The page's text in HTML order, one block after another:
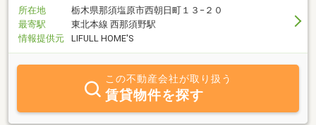
所在地
栃木県那須塩原市西朝日町１３−２０
最寄駅
東北本線 西那須野駅
情報提供元
LIFULL HOME'S
この不動産会社が取り扱う
賃貸物件を探す